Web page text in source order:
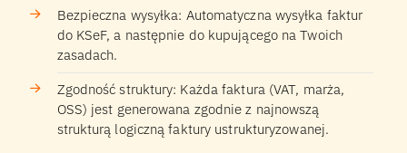
Bezpieczna wysyłka: Automatyczna wysyłka faktur
do KSeF, a następnie do kupującego na Twoich
zasadach.
Zgodność struktury: Każda faktura (VAT, marża,
OSS) jest generowana zgodnie z najnowszą
strukturą logiczną faktury ustrukturyzowanej.